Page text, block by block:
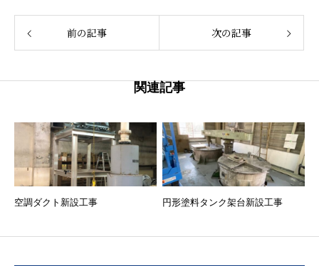
前の記事 次の記事
関連記事
空調ダクト新設工事 円形塗料タンク架台新設工事